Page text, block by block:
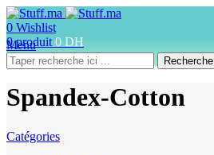
0 Wishlist
0produit 0 DH
Menu
Recherche
Spandex-Cotton
Catégories